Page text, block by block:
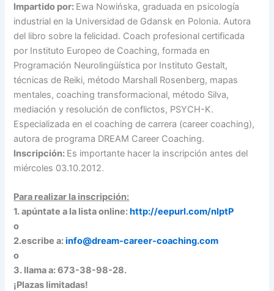
Impartido por: Ewa Nowińska, graduada en psicología
industrial en la Universidad de Gdansk en Polonia. Autora
del libro sobre la felicidad. Coach profesional certificada
por Instituto Europeo de Coaching, formada en
Programación Neurolingüística por Instituto Gestalt,
técnicas de Reiki, método Marshall Rosenberg, mapas
mentales, coaching transformacional, método Silva,
mediación y resolución de conflictos, PSYCH-K.
Especializada en el coaching de carrera (career coaching),
autora de programa DREAM Career Coaching.
Inscripción: Es importante hacer la inscripción antes del
miércoles 03.10.2012.
Para realizar la inscripción:
1. apúntate a la lista online:http://eepurl.com/nlptP
o
2.escribe a:info@dream-career-coaching.com
o
3. llama a: 673-38-98-28.
¡Plazas limitadas!